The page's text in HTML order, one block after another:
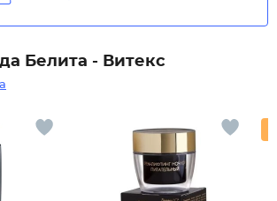
Белита - Витекс